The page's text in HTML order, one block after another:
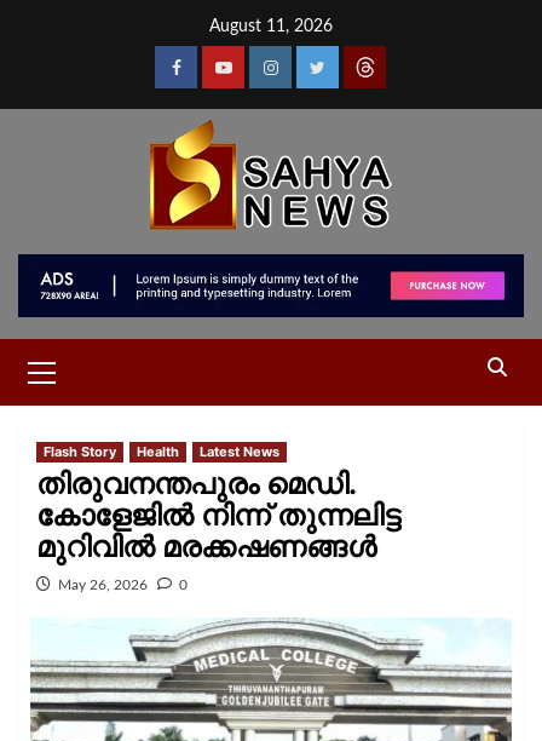
August 11, 2026
Flash Story Health Latest News
തിരുവനന്തപുരം മെഡി.
കോളേജില്‍ നിന്ന് തുന്നലിട്ട
മുറിവില്‍ മരക്കഷണങ്ങള്‍
May 26, 2026 0